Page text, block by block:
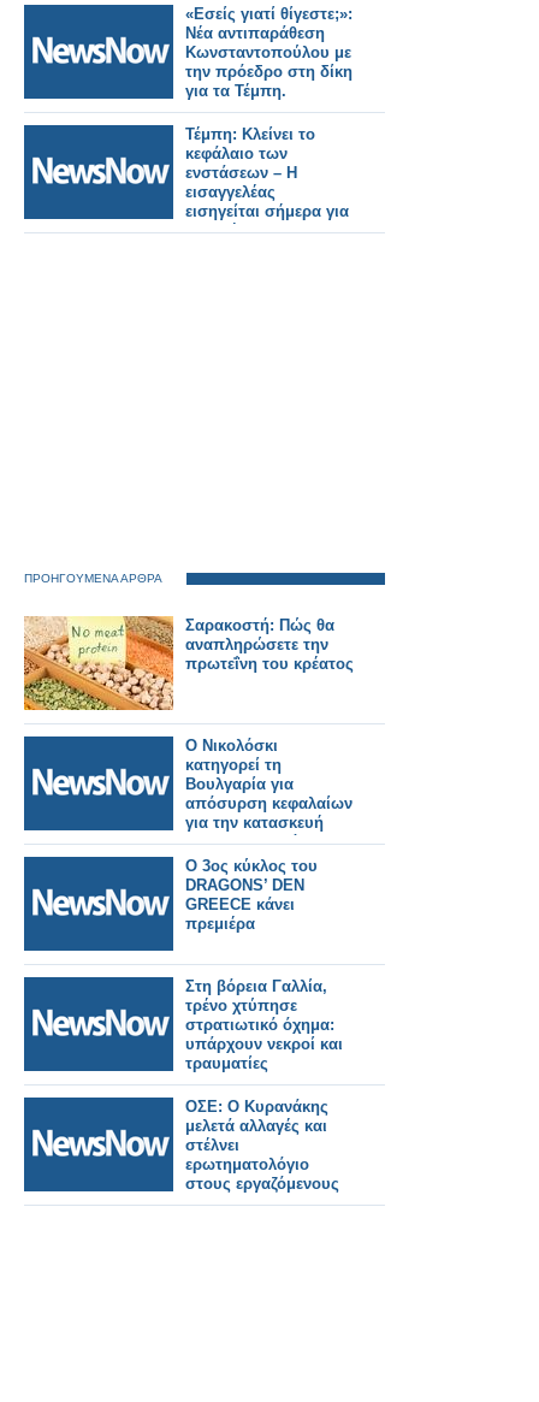
«Εσείς γιατί θίγεστε;»:
Νέα αντιπαράθεση
Κωνσταντοπούλου με
την πρόεδρο στη δίκη
για τα Τέμπη.
Τέμπη: Κλείνει το
κεφάλαιο των
ενστάσεων – Η
εισαγγελέας
εισηγείται σήμερα για
τα αιτήματα
ΠΡΟΗΓΟΥΜΕΝΑ ΑΡΘΡΑ
Σαρακοστή: Πώς θα
αναπληρώσετε την
πρωτεΐνη του κρέατος
Ο Νικολόσκι
κατηγορεί τη
Βουλγαρία για
απόσυρση κεφαλαίων
για την κατασκευή
του σιδηροδρόμου
που θα συνδέει τα
Σκόπια με τη Σόφια
Ο 3ος κύκλος του
DRAGONS’ DEN
GREECE κάνει
πρεμιέρα
Στη βόρεια Γαλλία,
τρένο χτύπησε
στρατιωτικό όχημα:
υπάρχουν νεκροί και
τραυματίες
ΟΣΕ: Ο Κυρανάκης
μελετά αλλαγές και
στέλνει
ερωτηματολόγιο
στους εργαζόμενους